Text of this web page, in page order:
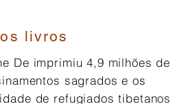
dos
De imprimiu 4,9 milhões de
sagrados e os
de refugiados tibetanos